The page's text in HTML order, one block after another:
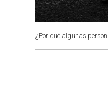
¿Por qué algunas